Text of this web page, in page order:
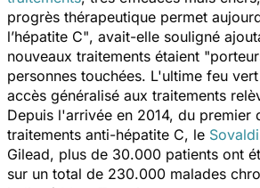
progrès thérapeutique permet
l’hépatite C", avait-elle souligné
nouveaux traitements étaient
personnes touchées. L'ultime feu
accès généralisé aux traitements
Depuis l'arrivée en 2014, du premier
traitements anti-hépatite C, le Sovaldi
Gilead, plus de 30.000 patients ont
sur un total de 230.000 malades